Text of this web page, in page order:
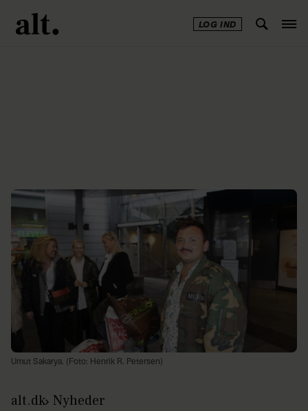
LOG IND
Umut Sakarya. (Foto: Henrik R. Petersen)
alt.dk Nyheder